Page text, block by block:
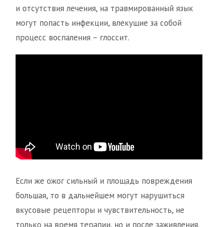
и отсутствия лечения, на травмированный язык
могут попасть инфекции, влекущие за собой
процесс воспаления – глоссит.
Если же ожог сильный и площадь повреждения
большая, то в дальнейшем могут нарушиться
вкусовые рецепторы и чувствительность, не
только на время терапии, но и после заживления.